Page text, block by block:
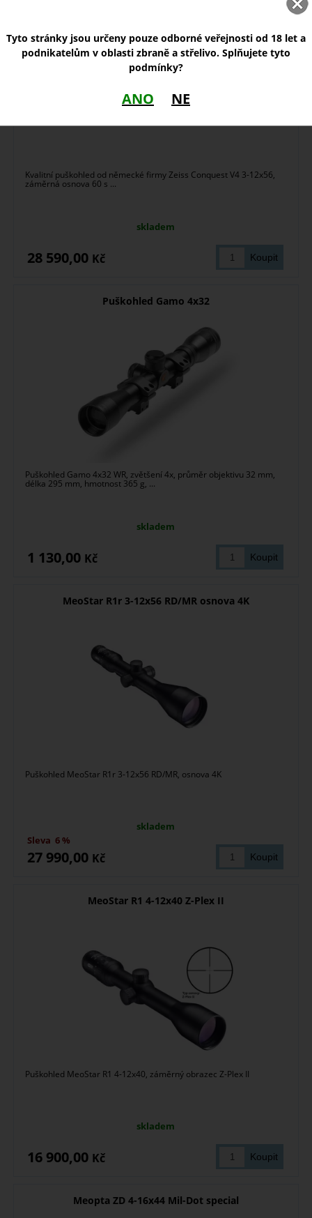
Kvalitní puškohled od německé firmy Zeiss Conquest V4 3-12x56,
záměrná osnova 60 s ...
skladem
28 590,00 Kč
Puškohled Gamo 4x32
Puškohled Gamo 4x32 WR, zvětšení 4x, průměr objektivu 32 mm,
délka 295 mm, hmotnost 365 g, ...
skladem
1 130,00 Kč
MeoStar R1r 3-12x56 RD/MR osnova 4K
Puškohled MeoStar R1r 3-12x56 RD/MR, osnova 4K
skladem
27 990,00 Kč
Sleva 6 %
MeoStar R1 4-12x40 Z-Plex II
Puškohled MeoStar R1 4-12x40, záměrný obrazec Z-Plex II
skladem
16 900,00 Kč
Meopta ZD 4-16x44 Mil-Dot special
Tyto stránky jsou určeny pouze odborné veřejnosti od 18 let a
podnikatelům v oblasti zbraně a střelivo. Splňujete tyto
podmínky?
ANO NE